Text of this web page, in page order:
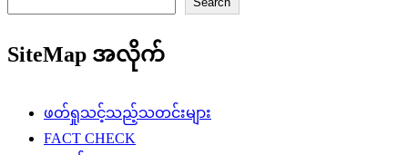
SiteMap အလိုက်
ဖတ်ရှုသင့်သည့်သတင်းများ
FACT CHECK